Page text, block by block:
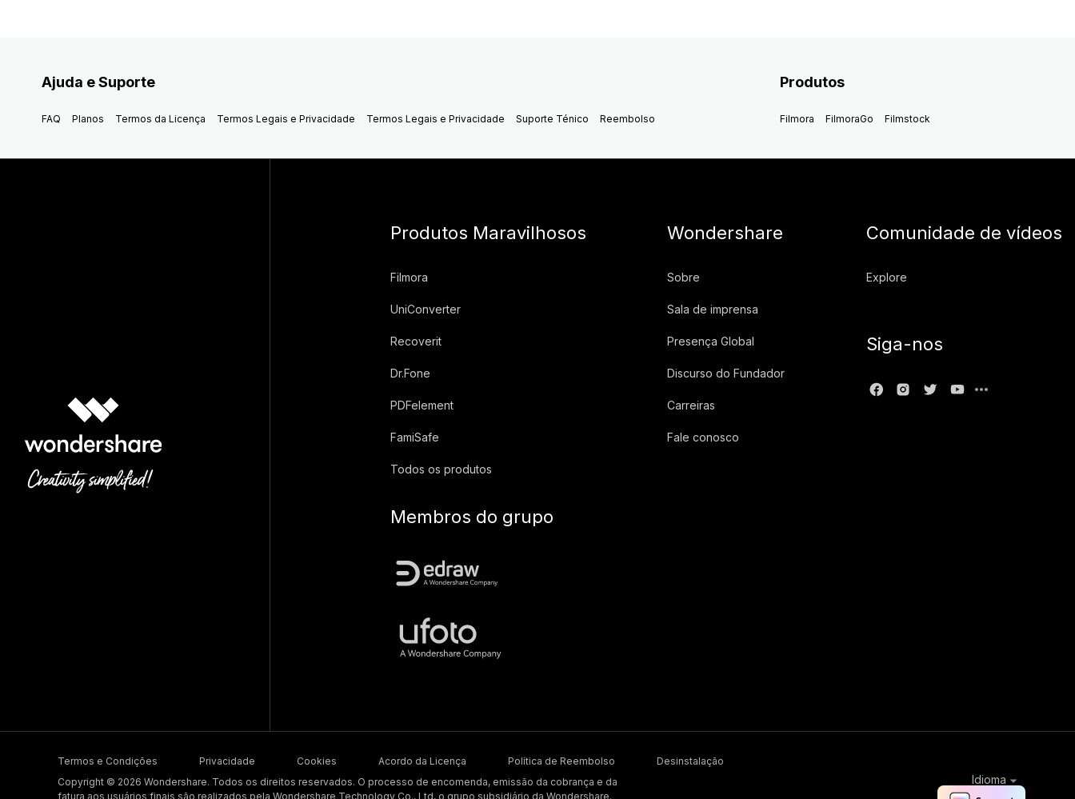
Ajuda e Suporte
FAQ Planos Termos da Licença Termos Legais e Privacidade Termos Legais e Privacidade Suporte Ténico Reembolso
Produtos
Filmora FilmoraGo Filmstock
Produtos Maravilhosos
Filmora
UniConverter
Recoverit
Dr.Fone
PDFelement
FamiSafe
Todos os produtos
Wondershare
Sobre
Sala de imprensa
Presença Global
Discurso do Fundador
Carreiras
Fale conosco
Comunidade de vídeos
Explore
Siga-nos
Membros do grupo
Termos e Condições Privacidade Cookies Acordo da Licença Política de Reembolso
Desinstalação
Copyright © 2026 Wondershare. Todos os direitos reservados. O processo de encomenda, emissão da cobrança e da
fatura aos usuários finais são realizados pela Wondershare Technology Co., Ltd, o grupo subsidiário da Wondershare.
Idioma